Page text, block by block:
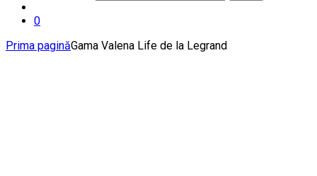
0
Prima paginăGama Valena Life de la Legrand